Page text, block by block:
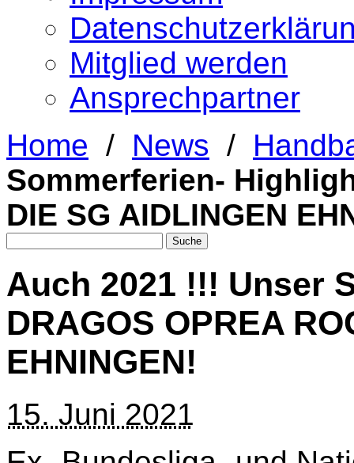
Mitglied werden
Ansprechpartner
Home / News /
Sommerferien-
DIE SG AIDLINGEN
Auch 2021 !!! Unser
DRAGOS OPREA
EHNINGEN!
15. Juni 2021